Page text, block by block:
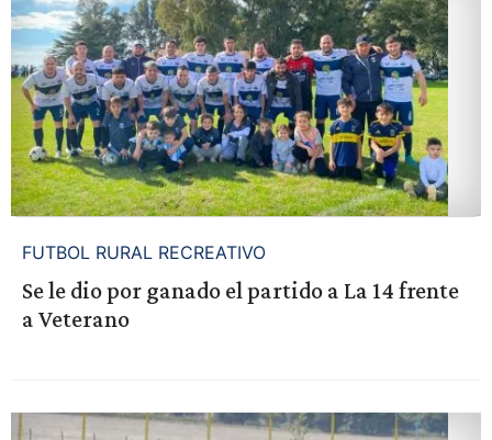
FUTBOL RURAL RECREATIVO
Se le dio por ganado el partido a La 14 frente
a Veterano